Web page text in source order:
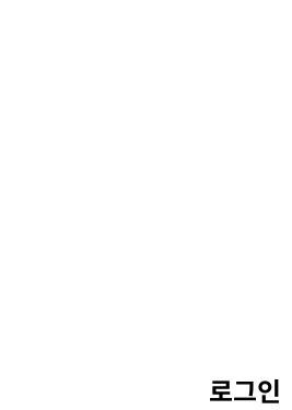
로그인